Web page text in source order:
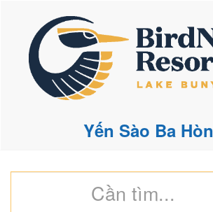
Yến Sào Ba Hòn